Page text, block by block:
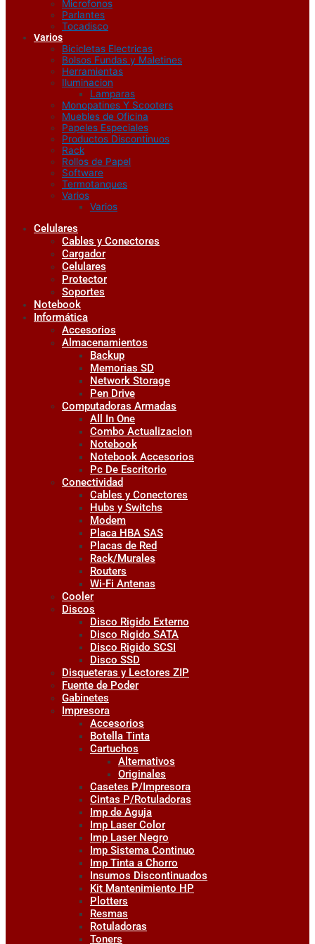
Microfonos
Parlantes
Tocadisco
Varios
Bicicletas Electricas
Bolsos Fundas y Maletines
Herramientas
Iluminacion
Lamparas
Monopatines Y Scooters
Muebles de Oficina
Papeles Especiales
Productos Discontinuos
Rack
Rollos de Papel
Software
Termotanques
Varios
Varios
Celulares
Cables y Conectores
Cargador
Celulares
Protector
Soportes
Notebook
Informática
Accesorios
Almacenamientos
Backup
Memorias SD
Network Storage
Pen Drive
Computadoras Armadas
All In One
Combo Actualizacion
Notebook
Notebook Accesorios
Pc De Escritorio
Conectividad
Cables y Conectores
Hubs y Switchs
Modem
Placa HBA SAS
Placas de Red
Rack/Murales
Routers
Wi-Fi Antenas
Cooler
Discos
Disco Rigido Externo
Disco Rigido SATA
Disco Rigido SCSI
Disco SSD
Disqueteras y Lectores ZIP
Fuente de Poder
Gabinetes
Impresora
Accesorios
Botella Tinta
Cartuchos
Alternativos
Originales
Casetes P/Impresora
Cintas P/Rotuladoras
Imp de Aguja
Imp Laser Color
Imp Laser Negro
Imp Sistema Continuo
Imp Tinta a Chorro
Insumos Discontinuados
Kit Mantenimiento HP
Plotters
Resmas
Rotuladoras
Toners